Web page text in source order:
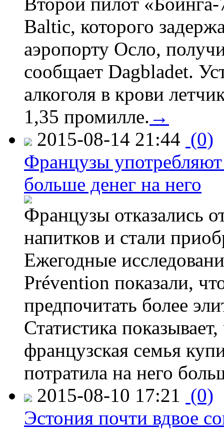
Baltic, которого
аэропорту Осло,
сообщает Dagbladet.
алкоголя в крови
1,35 промилле. →
2015-08-14 21:44 (0)
Французы
больше денег на него
Французы отказались
напитков и стали
Ежегодные
Prévention показали,
предпочитать более
Статистика
французская семья
потратила на него
2015-08-10 17:21 (0)
Эстония почти вдвое